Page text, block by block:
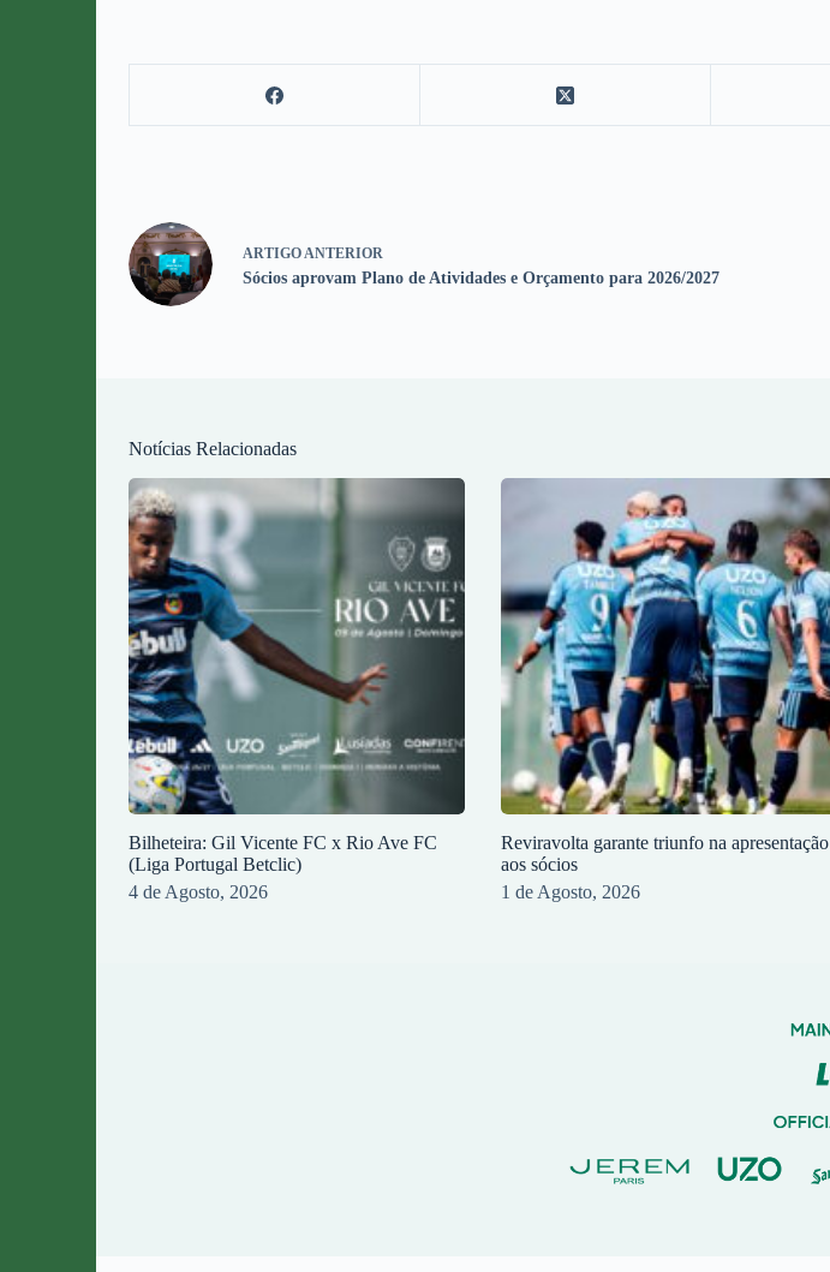
ARTIGO ANTERIOR
Sócios aprovam Plano de Atividades e Orçamento para 2026/2027
Notícias Relacionadas
Bilheteira: Gil Vicente FC x Rio Ave FC
(Liga Portugal Betclic)
4 de Agosto, 2026
Reviravolta garante triunfo na apresentação
aos sócios
1 de Agosto, 2026